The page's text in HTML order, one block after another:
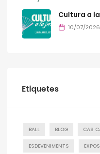
Cultura a
10/07/2026
Etiquetes
BALL BLOG CAS
ESDEVENIMENTS